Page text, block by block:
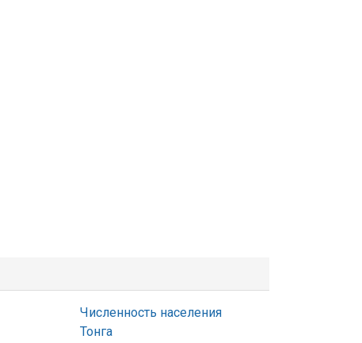
Численность населения
Тонга